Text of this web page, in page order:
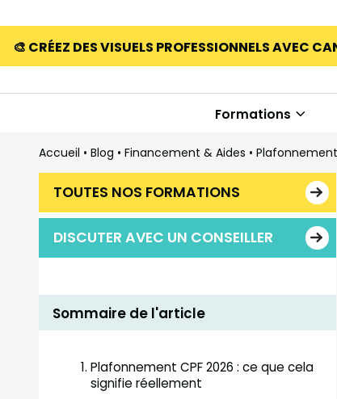
🎨 CRÉEZ DES VISUELS PROFESSIONNELS AVEC
Formations
Accueil • Blog • Financement & Aides •
TOUTES NOS FORMATIONS
DISCUTER AVEC UN CONSEILLER
Sommaire de l'article
Plafonnement CPF 2026 : ce que cela
signifie réellement